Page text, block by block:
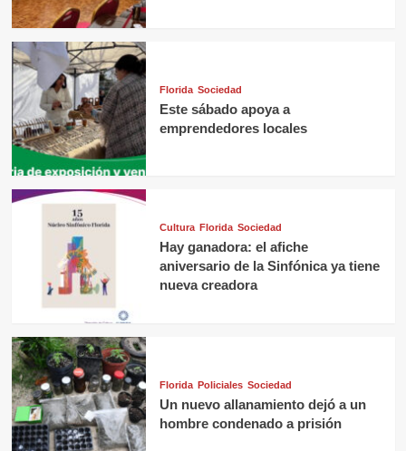
Florida Sociedad
Este sábado apoya a
emprendedores locales
Cultura Florida Sociedad
Hay ganadora: el afiche
aniversario de la Sinfónica ya tiene
nueva creadora
Florida Policiales Sociedad
Un nuevo allanamiento dejó a un
hombre condenado a prisión